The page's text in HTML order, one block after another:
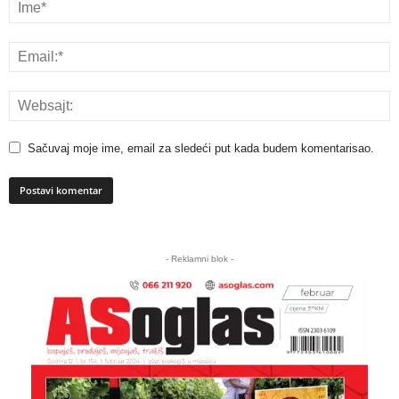
Sačuvaj moje ime, email za sledeći put kada budem komentarisao.
- Reklamni blok -